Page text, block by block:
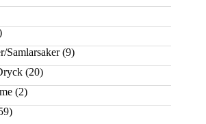
Samlarsaker(9)
(20)
(2)